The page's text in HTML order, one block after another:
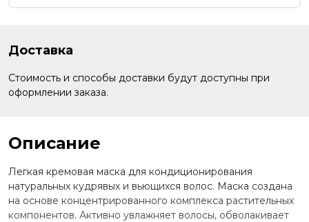
Доставка
Стоимость и способы доставки будут доступны при
оформлении заказа.
Описание
Легкая кремовая маска для кондиционирования
натуральных кудрявых и вьющихся волос. Маска создана
на основе концентрированного комплекса растительных
компонентов. Активно увлажняет волосы, обволакивает